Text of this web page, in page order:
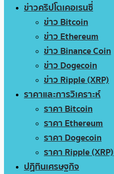
ข่าวคริปโตเคอเรนซี่
ข่าว Bitcoin
ข่าว Ethereum
ข่าว Binance Coin
ข่าว Dogecoin
ข่าว Ripple (XRP)
ราคาและการวิเคราะห์
ราคา Bitcoin
ราคา Ethereum
ราคา Dogecoin
ราคา Ripple (XRP)
ปฏิทินเศรษฐกิจ